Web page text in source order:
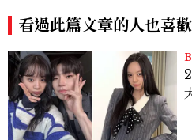
看過此篇文章的人也喜歡